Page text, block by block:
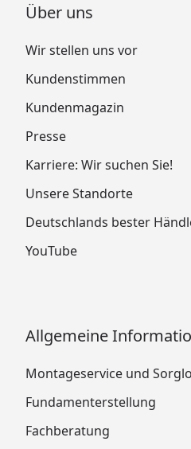
Über uns
Wir stellen uns vor
Kundenstimmen
Kundenmagazin
Presse
Karriere: Wir suchen Sie!
Unsere Standorte
Deutschlands bester
YouTube
Allgemeine
Montageservice und
Fundamenterstellung
Fachberatung